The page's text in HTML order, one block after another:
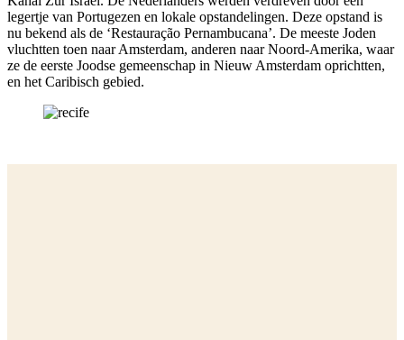
legertje van Portugezen en lokale opstandelingen. Deze opstand is
nu bekend als de ‘Restauração Pernambucana’. De meeste Joden
vluchtten toen naar Amsterdam, anderen naar Noord-Amerika, waar
ze de eerste Joodse gemeenschap in Nieuw Amsterdam oprichtten,
en het Caribisch gebied.